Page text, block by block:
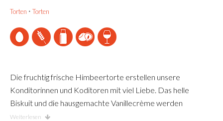
Torten Torten
Die fruchtig frische Himbeertorte erstellen unsere
Konditorinnen und Koditoren mit viel Liebe. Das helle
Biskuit und die hausgemachte Vanillecrème werden
abwechselnd geschichtet und obendrauf kommen die feinen
Weiterlesen